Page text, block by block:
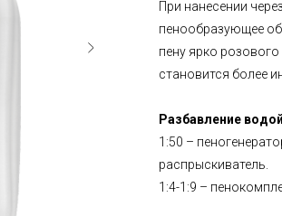
При нанесении
пенообразующее
пену ярко
становится более
Разбавление
1:50 –
распрыскиватель.
1:4-1:9 –